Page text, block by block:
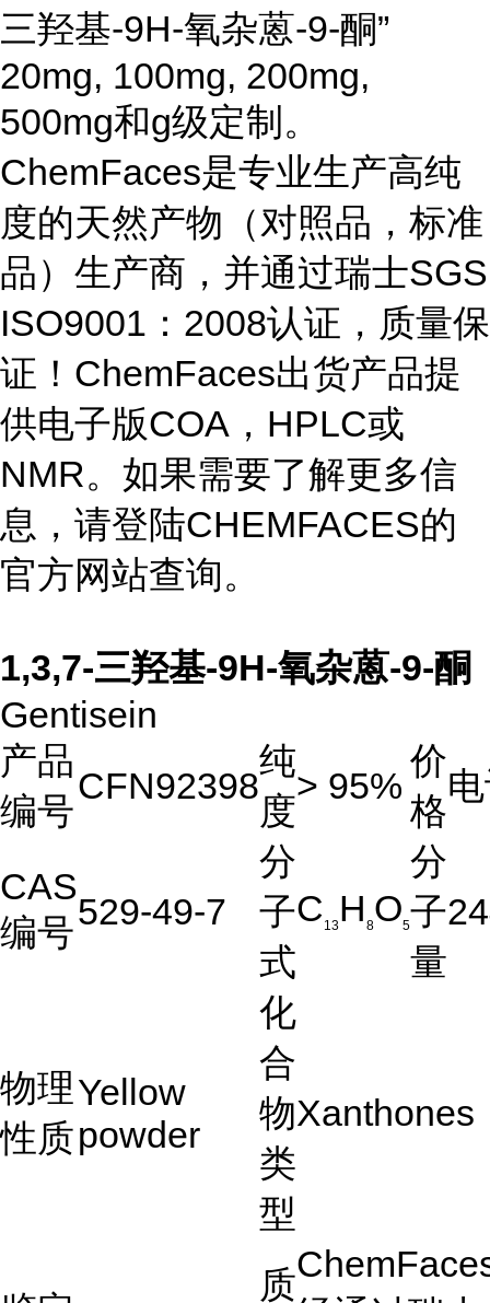
三羟基-9H-氧杂蒽-9-酮”
20mg, 100mg, 200mg,
500mg和g级定制。
ChemFaces是专业生产高纯
度的天然产物（对照品，标准
品）生产商，并通过瑞士SGS
ISO9001：2008认证，质量保
证！ChemFaces出货产品提
供电子版COA，HPLC或
NMR。如果需要了解更多信
息，请登陆CHEMFACES的
官方网站查询。
1,3,7-三羟基-9H-氧杂蒽-9-酮
Gentisein
产品
编号
CFN92398
纯
度
> 95%
价
格
CAS
编号529-49-7
分
子
式
C 13H 8O5
分
子
量
物理
性质
Yellow
powder
化
合
物
类
型
Xanthones
质